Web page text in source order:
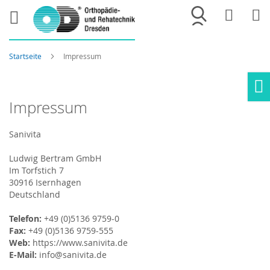
Merkliste
Startseite Impressum
Impressum
Sanivita
Ludwig Bertram GmbH
Im Torfstich 7
30916 Isernhagen
Deutschland
Telefon: +49 (0)5136 9759-0
Fax: +49 (0)5136 9759-555
Web: https://www.sanivita.de
E-Mail: info@sanivita.de